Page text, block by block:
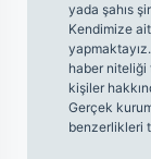
yada şahıs
Kendimize
haber niteliği
kişiler
Gerçek
benzerlikleri